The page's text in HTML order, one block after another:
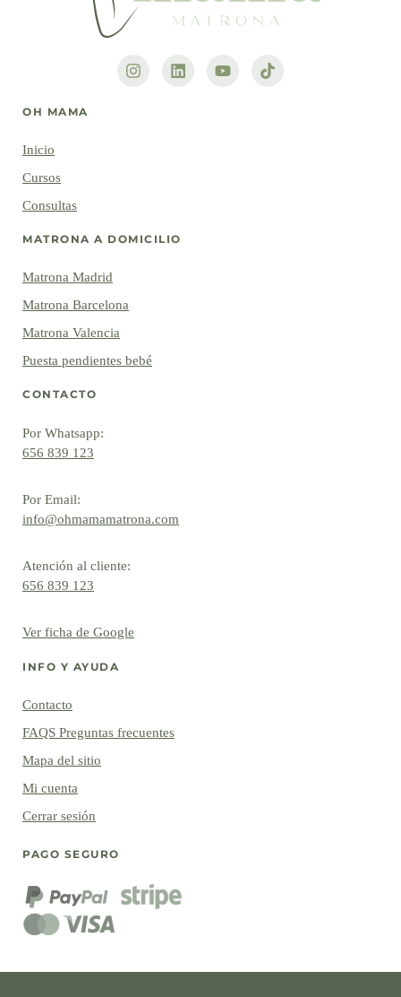
OH MAMA
Inicio
Cursos
Consultas
MATRONA A DOMICILIO
Matrona Madrid
Matrona Barcelona
Matrona Valencia
Puesta pendientes bebé
CONTACTO
Por Whatsapp:
656 839 123
Por Email:
info@ohmamamatrona.com
Atención al cliente:
656 839 123
Ver ficha de Google
INFO Y AYUDA
Contacto
FAQS Preguntas frecuentes
Mapa del sitio
Mi cuenta
Cerrar sesión
PAGO SEGURO